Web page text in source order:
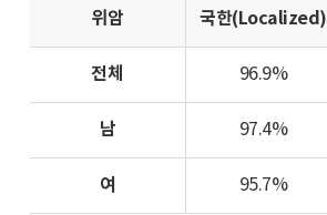
위암 국한(Localized)
전체 96.9%
남 97.4%
여 95.7%